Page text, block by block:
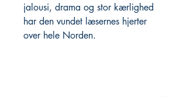
jalousi, drama og stor kærlighed
har den vundet læsernes hjerter
over hele Norden.